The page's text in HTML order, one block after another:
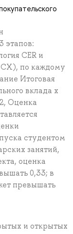
этапов:
CER и
СХ), по каждому
Итоговая
вклада x
Оценка
студентом
занятий,
оценка
0,33; в
превышать
и открытых